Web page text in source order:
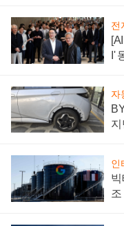
전
I'
자
지
인
빅
조